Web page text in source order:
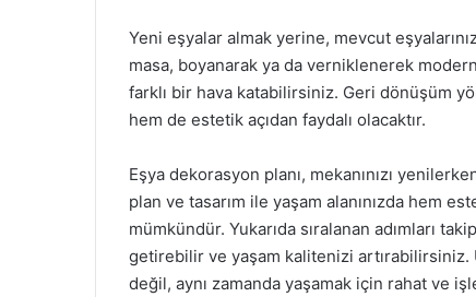
Yeni eşyalar almak yerine, mevcut
masa, boyanarak ya da verniklenerek
farklı bir hava katabilirsiniz. Geri dönüşüm
hem de estetik açıdan faydalı olacaktır.
Eşya dekorasyon planı, mekanınızı
plan ve tasarım ile yaşam alanınızda hem
mümkündür. Yukarıda sıralanan adımları
getirebilir ve yaşam kalitenizi artırabilirsiniz.
değil, aynı zamanda yaşamak için rahat ve